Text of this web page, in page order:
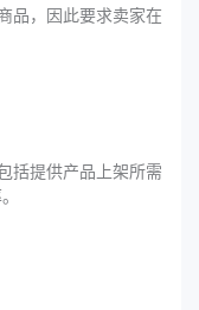
品，因此要求卖家在
括提供产品上架所需